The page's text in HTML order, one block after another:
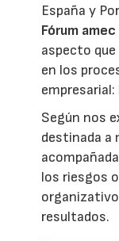
España y
Fórum
aspecto que
en los
Según nos
destinada a
los riesgos
resultados.